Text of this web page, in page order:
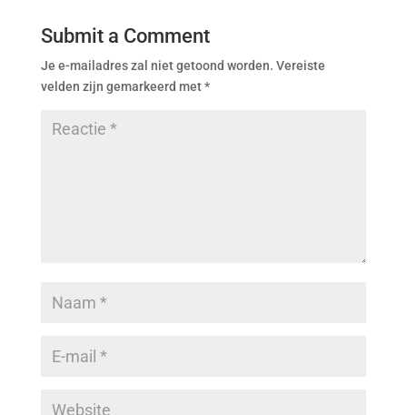
Submit a Comment
Je e-mailadres zal niet getoond worden. Vereiste
velden zijn gemarkeerd met*